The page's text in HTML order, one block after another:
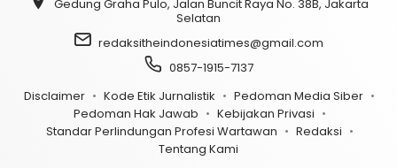
Gedung Graha Pulo, Jalan Buncit Raya No. 38B, Jakarta
Selatan
redaksitheindonesiatimes@gmail.com
0857-1915-7137
Disclaimer
Kode Etik Jurnalistik
Pedoman Media Siber
Pedoman Hak Jawab
Kebijakan Privasi
Standar Perlindungan Profesi Wartawan
Redaksi
Tentang Kami